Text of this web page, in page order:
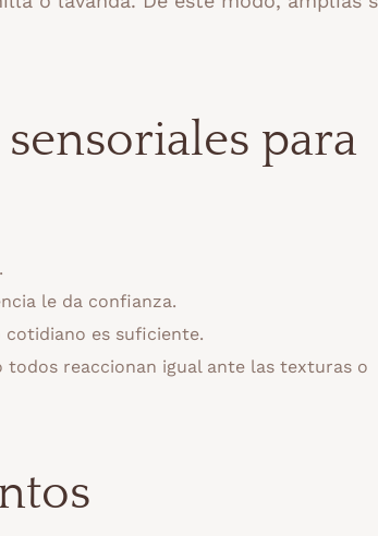
para
le da confianza.
es suficiente.
reaccionan igual ante las texturas o